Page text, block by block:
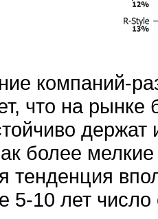
компаний-
что на рынке
держат
более
тенденция
5-10 лет число